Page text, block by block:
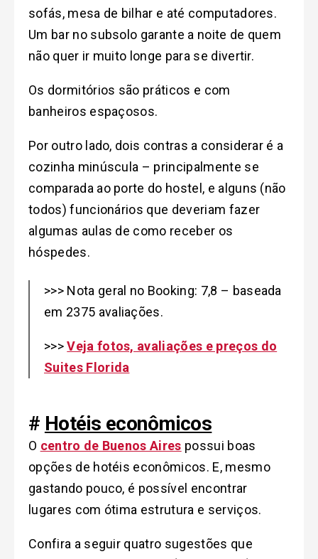
sofás, mesa de bilhar e até computadores.
Um bar no subsolo garante a noite de quem
não quer ir muito longe para se divertir.
Os dormitórios são práticos e com
banheiros espaçosos.
Por outro lado, dois contras a considerar é a
cozinha minúscula – principalmente se
comparada ao porte do hostel, e alguns (não
todos) funcionários que deveriam fazer
algumas aulas de como receber os
hóspedes.
>>> Nota geral no Booking: 7,8 – baseada
em 2375 avaliações.
>>>Veja fotos, avaliações e preços do
Suites Florida
# Hotéis econômicos
O centro de Buenos Aires possui boas
opções de hotéis econômicos. E, mesmo
gastando pouco, é possível encontrar
lugares com ótima estrutura e serviços.
Confira a seguir quatro sugestões que